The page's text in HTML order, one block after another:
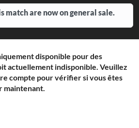
match are now on general sale.
disponible pour des
actuellement indisponible. Veuillez
compte pour vérifier si vous êtes
maintenant.